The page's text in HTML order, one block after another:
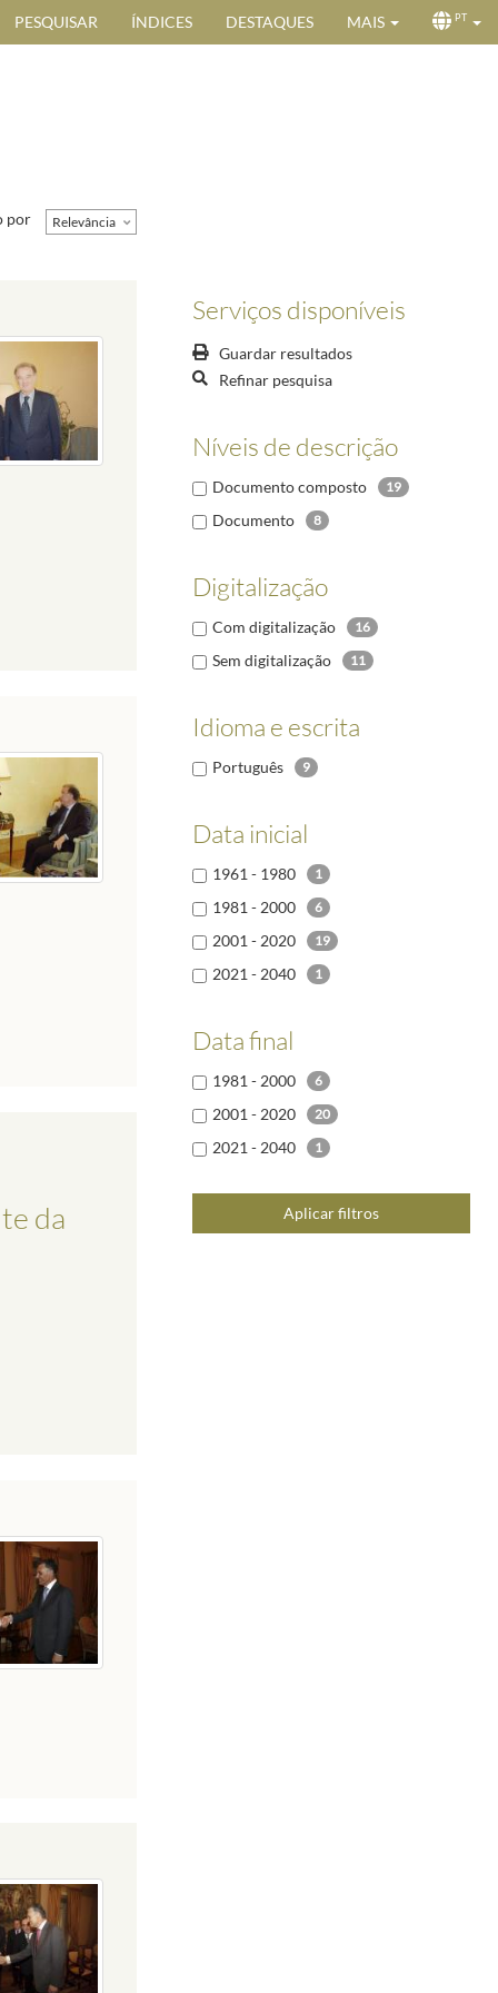
PESQUISAR ÍNDICES DESTAQUES MAIS PT
Serviços disponíveis
Guardar resultados
Refinar pesquisa
Níveis de descrição
Documento composto 19
Documento 8
Digitalização
Com digitalização 16
Sem digitalização 11
Idioma e escrita
Português 9
Data inicial
1961 - 1980 1
1981 - 2000 6
2001 - 2020 19
2021 - 2040 1
Data final
1981 - 2000 6
2001 - 2020 20
2021 - 2040 1
Aplicar filtros
por Relevância
da